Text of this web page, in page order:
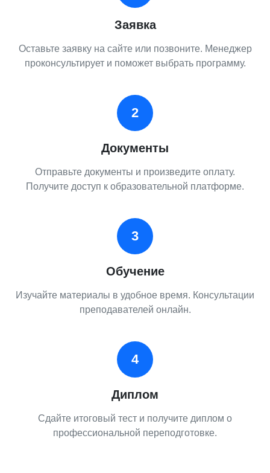
Заявка
Оставьте заявку на сайте или позвоните. Менеджер
проконсультирует и поможет выбрать программу.
2
Документы
Отправьте документы и произведите оплату.
Получите доступ к образовательной платформе.
3
Обучение
Изучайте материалы в удобное время. Консультации
преподавателей онлайн.
4
Диплом
Сдайте итоговый тест и получите диплом о
профессиональной переподготовке.